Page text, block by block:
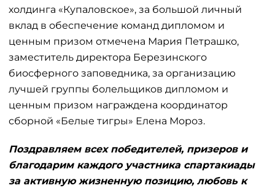
холдинга «Купаловское», за большой личный
вклад в обеспечение команд дипломом и
ценным призом отмечена Мария Петрашко,
заместитель директора Березинского
биосферного заповедника, за организацию
лучшей группы болельщиков дипломом и
ценным призом награждена координатор
сборной «Белые тигры» Елена Мороз.
Поздравляем всех победителей, призеров и
благодарим каждого участника спартакиады
за активную жизненную позицию, любовь к